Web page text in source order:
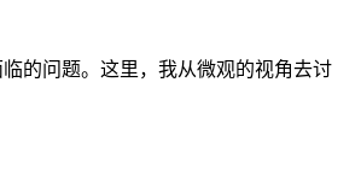
的问题。这里，我从微观的视角去讨